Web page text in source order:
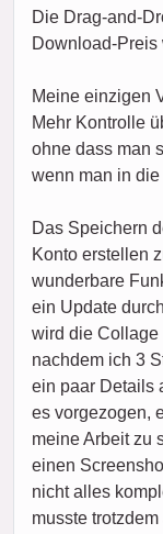
Die Drag-and-
Download-Preis
Meine einzigen
Mehr Kontrolle
ohne dass man
wenn man in
Das Speichern
Konto erstellen
wunderbare
ein Update
wird die Collage
nachdem ich 3
ein paar Details
es vorgezogen,
meine Arbeit zu
einen
nicht alles
musste